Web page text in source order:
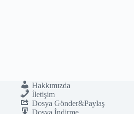
Hakkımızda
İletişim
Dosya Gönder&Paylaş
Dosya İndirme